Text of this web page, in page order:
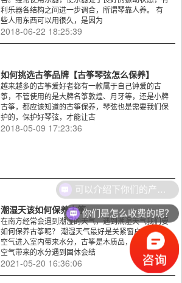
利乐器各结构之间进一步调合，所谓琴靠人养。 有
些人用东西可以用很久，是因为
2018-06-22 18:25:39
如何挑选古筝品牌【古筝琴弦怎么保养】
越来越多的古筝爱好者都有一款属于自己钟爱的古
筝，不管使用的是大牌名筝敦煌、月牙等，还是小牌
古筝，都应该知道的古筝保养，琴弦也是需要我们保
护的，保护好琴弦，才能让古
2018-05-09 17:23:36
潮湿天该如何保养古筝
在南方经常会遇到潮湿的天气，遇到潮湿天气我们要
如何保养古筝呢？ 潮湿天气最好是关紧窗户，避免
空气进入室内带来水分，古筝是木质品，潮湿天气中
空气带来的水分遇到固体会结
2021-05-20 16:36:06
你们是怎么收费的呢？